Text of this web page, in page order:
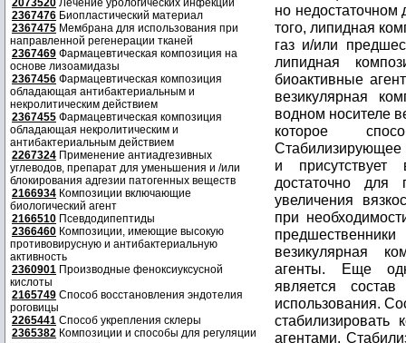
2073520 Лечение урологических инфекций
2367476 Биопластический материал
2367475 Мембрана для использования при
направленной регенерации тканей
2367469 Фармацевтическая композиция на
основе лизоамидазы
2367456 Фармацевтическая композиция
обладающая антибактериальным и
некролитическим действием
2367455 Фармацевтическая композиция
обладающая некролитическим и
антибактериальным действием
2267324 Применение антиадгезивных
углеводов, препарат для уменьшения и /или
блокирования адгезии патогенных веществ
2166934 Композиции включающие
биологический агент
2166510 Псевдодипептиды
2366460 Композиции, имеющие высокую
противовирусную и антибактериальную
активность
2360901 Производные феноксиуксусной
кислоты
2165749 Способ восстановления эндотелия
роговицы
2265441 Способ укрепления склеры
2365382 Композиции и способы для регуляции
но недостаточном
того, липидная
газ и/или
липидная
биоактивные
везикулярная
водном носителе
которое
Стабилизирующее
и присутствует
достаточно для
увеличения
при
везикулярная
агенты. Еще
является
использования.
агентами.